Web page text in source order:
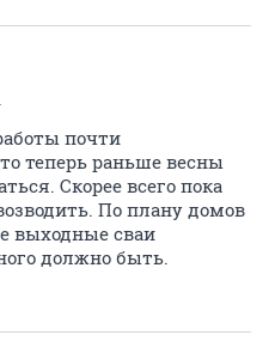
почти
теперь раньше весны
Скорее всего пока
По плану домов
выходные сваи
должно быть.